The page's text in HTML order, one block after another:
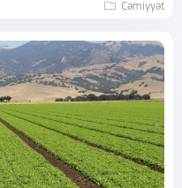
Cəmiyyət